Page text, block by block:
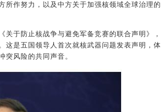
所作努力，以及中方关于加强核领域全球治理的
于防止核战争与避免军备竞赛的联合声明》，
这是五国领导人首次就核武器问题发表声明，体
突风险的共同声音。